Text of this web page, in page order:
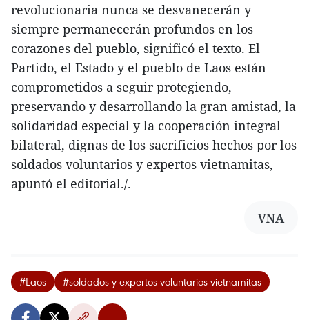
revolucionaria nunca se desvanecerán y
siempre permanecerán profundos en los
corazones del pueblo, significó el texto. El
Partido, el Estado y el pueblo de Laos están
comprometidos a seguir protegiendo,
preservando y desarrollando la gran amistad, la
solidaridad especial y la cooperación integral
bilateral, dignas de los sacrificios hechos por los
soldados voluntarios y expertos vietnamitas,
apuntó el editorial./.
VNA
#Laos #soldados y expertos voluntarios vietnamitas